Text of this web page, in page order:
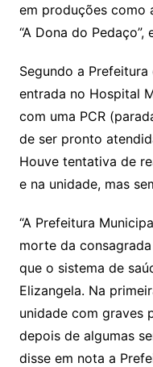
em produções como
“A Dona do Pedaço”,
Segundo a
entrada no Hospital
com uma PCR
de ser pronto
Houve tentativa de
e na unidade, mas
“A Prefeitura
morte da
que o sistema de
Elizangela. Na
unidade com graves
depois de algumas
disse em nota a